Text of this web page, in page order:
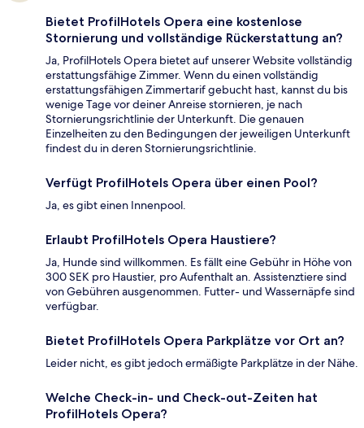
Bietet ProfilHotels Opera eine kostenlose
Stornierung und vollständige Rückerstattung an?
Ja, ProfilHotels Opera bietet auf unserer Website vollständig
erstattungsfähige Zimmer. Wenn du einen vollständig
erstattungsfähigen Zimmertarif gebucht hast, kannst du bis
wenige Tage vor deiner Anreise stornieren, je nach
Stornierungsrichtlinie der Unterkunft. Die genauen
Einzelheiten zu den Bedingungen der jeweiligen Unterkunft
findest du in deren Stornierungsrichtlinie.
Verfügt ProfilHotels Opera über einen Pool?
Ja, es gibt einen Innenpool.
Erlaubt ProfilHotels Opera Haustiere?
Ja, Hunde sind willkommen. Es fällt eine Gebühr in Höhe von
300 SEK pro Haustier, pro Aufenthalt an. Assistenztiere sind
von Gebühren ausgenommen. Futter- und Wassernäpfe sind
verfügbar.
Bietet ProfilHotels Opera Parkplätze vor Ort an?
Leider nicht, es gibt jedoch ermäßigte Parkplätze in der Nähe.
Welche Check-in- und Check-out-Zeiten hat
ProfilHotels Opera?